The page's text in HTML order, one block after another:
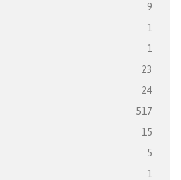
9
1
1
23
24
517
15
5
1